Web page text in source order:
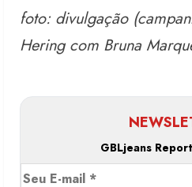
foto: divulgação
Hering com Bruna
GBLjeans